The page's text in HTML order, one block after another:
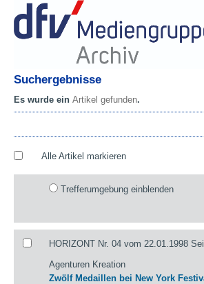
Suchergebnisse
Es wurde ein Artikel gefunden.
Alle Artikel markieren
Trefferumgebung einblenden
HORIZONT Nr. 04 vom 22.01.1998
Agenturen Kreation
Zwölf Medaillen bei New York